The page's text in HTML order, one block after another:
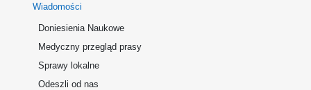
Wiadomości
Doniesienia Naukowe
Medyczny przegląd prasy
Sprawy lokalne
Odeszli od nas